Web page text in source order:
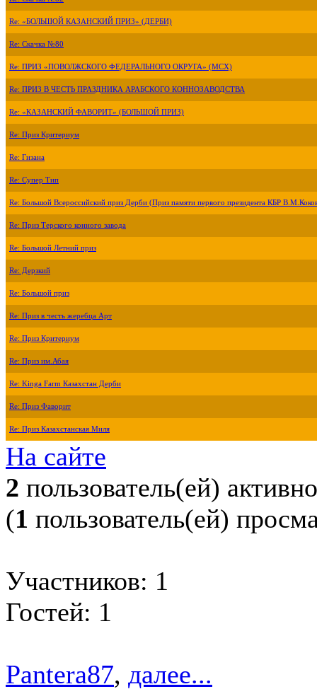
Re: «БОЛЬШОЙ КАЗАНСКИЙ ПРИЗ» (ДЕРБИ)
Re: Скачка №80
Re: ПРИЗ «ПОВОЛЖСКОГО ФЕДЕРАЛЬНОГО ОКРУГА» (МСХ)
Re: ПРИЗ В ЧЕСТЬ ПРАЗДНИКА АРАБСКОГО КОННОЗАВОДСТВА
Re: «КАЗАНСКИЙ ФАВОРИТ» (БОЛЬШОЙ ПРИЗ)
Re: Приз Критериум
Re: Гизана
Re: Супер Тип
Re: Большой Всероссийский приз Дерби (Приз памяти первого президента КБР
Re: Приз Терского конного завода
Re: Большой Летний приз
Re: Дерзкий
Re: Большой приз
Re: Приз в честь жеребца Арт
Re: Приз Критериум
Re: Приз им.Абая
Re: Kinga Farm Казахстан Дерби
Re: Приз Фаворит
Re: Приз Казахстанская Миля
На сайте
2 пользователь(ей) активно
(1 пользователь(ей)
Участников: 1
Гостей: 1
Pantera87, далее...